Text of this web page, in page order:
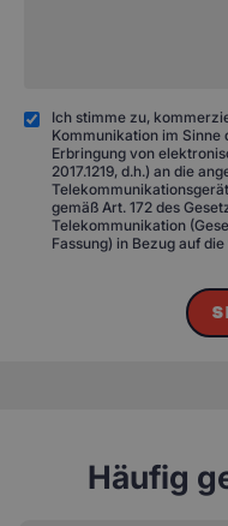
Ich stimme zu,
Kommunikation im Sinne
Erbringung von
2017.1219, d.h.) an die
gemäß Art. 172 des
Telekommunikation
Fassung) in Bezug auf
Häufig